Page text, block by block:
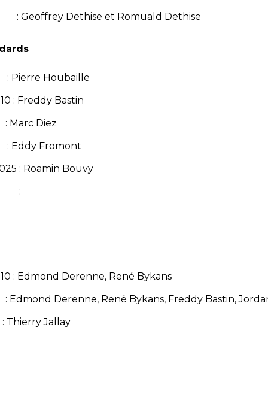
Geoffrey Dethise et Romuald Dethise
Pierre Houbaille
: Freddy Bastin
Marc Diez
Eddy Fromont
: Roamin Bouvy
:
: Edmond Derenne, René Bykans
Derenne, René Bykans, Freddy Bastin,
Jallay